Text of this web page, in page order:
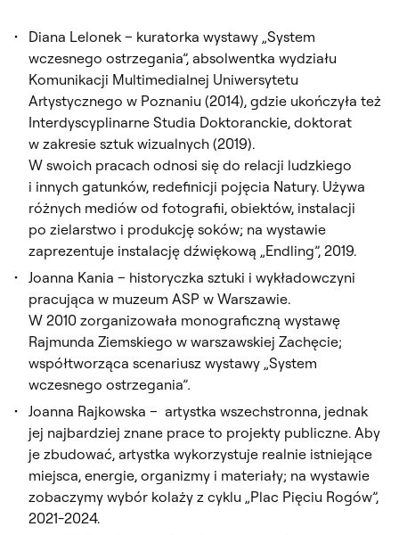
Diana Lelonek – kuratorka wystawy „System
wczesnego ostrzegania”, absolwentka wydziału
Komunikacji Multimedialnej Uniwersytetu
Artystycznego w Poznaniu (2014), gdzie ukończyła też
Interdyscyplinarne Studia Doktoranckie, doktorat
w zakresie sztuk wizualnych (2019).
W swoich pracach odnosi się do relacji ludzkiego
i innych gatunków, redefinicji pojęcia Natury. Używa
różnych mediów od fotografii, obiektów, instalacji
po zielarstwo i produkcję soków; na wystawie
zaprezentuje instalację dźwiękową „Endling”, 2019.
Joanna Kania – historyczka sztuki i wykładowczyni
pracująca w muzeum ASP w Warszawie.
W 2010 zorganizowała monograficzną wystawę
Rajmunda Ziemskiego w warszawskiej Zachęcie;
współtworząca scenariusz wystawy „System
wczesnego ostrzegania”.
Joanna Rajkowska – artystka wszechstronna, jednak
jej najbardziej znane prace to projekty publiczne. Aby
je zbudować, artystka wykorzystuje realnie istniejące
miejsca, energie, organizmy i materiały; na wystawie
zobaczymy wybór kolaży z cyklu „Plac Pięciu Rogów”,
2021-2024.